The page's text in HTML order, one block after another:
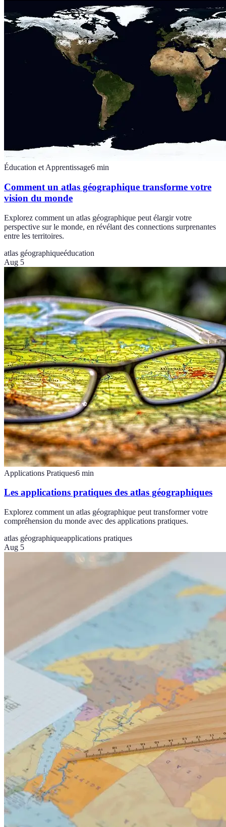
Éducation et Apprentissage6 min
Comment un atlas géographique transforme votre
vision du monde
Explorez comment un atlas géographique peut élargir votre
perspective sur le monde, en révélant des connections surprenantes
entre les territoires.
atlas géographiqueéducation
Aug 5
Applications Pratiques6 min
Les applications pratiques des atlas géographiques
Explorez comment un atlas géographique peut transformer votre
compréhension du monde avec des applications pratiques.
atlas géographiqueapplications pratiques
Aug 5